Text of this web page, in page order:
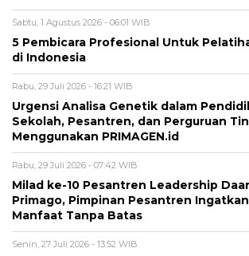
Sabtu, 1 Agustus 2026 - 06:01 WIB
5 Pembicara Profesional Untuk
di Indonesia
Rabu, 29 Juli 2026 - 16:21 WIB
Urgensi Analisa Genetik dalam
Sekolah, Pesantren, dan Perguruan
Menggunakan PRIMAGEN.id
Rabu, 29 Juli 2026 - 07:42 WIB
Milad ke-10 Pesantren Leadership
Primago, Pimpinan Pesantren
Manfaat Tanpa Batas
Senin, 27 Juli 2026 - 13:52 WIB